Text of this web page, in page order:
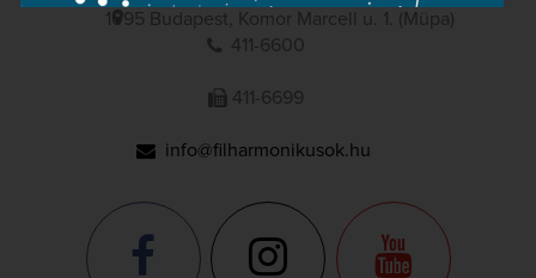
1095 Budapest, Komor Marcell u. 1. (Müpa)
411-6600
411-6699
info@filharmonikusok.hu